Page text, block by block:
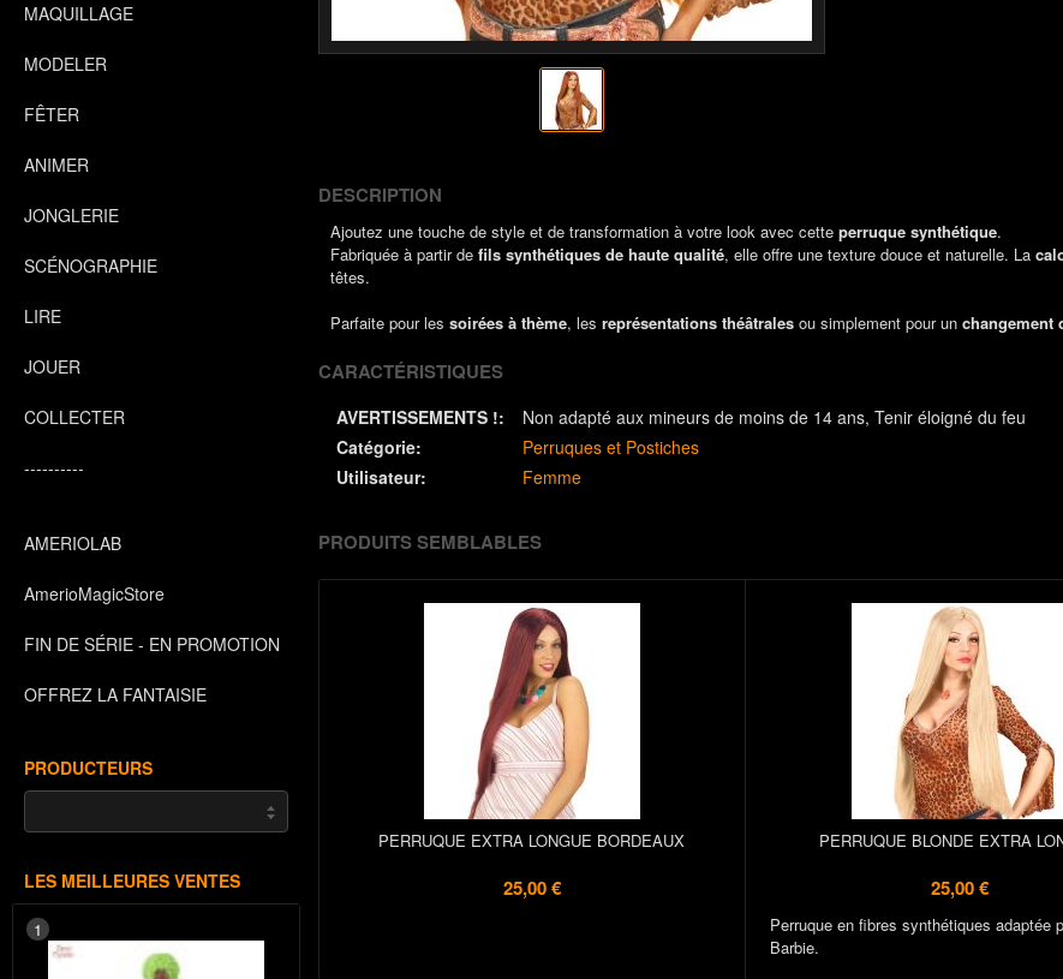
MAQUILLAGE
MODELER
FÊTER
ANIMER
JONGLERIE
SCÉNOGRAPHIE
LIRE
JOUER
COLLECTER
----------
AMERIOLAB
AmerioMagicStore
FIN DE SÉRIE - EN PROMOTION
OFFREZ LA FANTAISIE
PRODUCTEURS
LES MEILLEURES VENTES
1
DESCRIPTION
Ajoutez une touche de style et de transformation à votre look avec cette perruque synthétique.
Fabriquée à partir de fils synthétiques de haute qualité, elle offre une texture douce et naturelle. La
têtes.
Parfaite pour les soirées à thème, les représentations théâtrales ou simplement pour un changement
CARACTÉRISTIQUES
AVERTISSEMENTS !: Non adapté aux mineurs de moins de 14 ans Tenir éloigné du feu
Catégorie:
Perruques et Postiches
Utilisateur:
Femme
PRODUITS SEMBLABLES
PERRUQUE EXTRA LONGUE BORDEAUX
25,00 €
PERRUQUE BLONDE EXTRA
25,00 €
Perruque en fibres synthétiques adaptée
Barbie.